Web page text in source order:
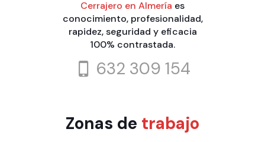
Cerrajero en Almería es
conocimiento, profesionalidad,
rapidez, seguridad y eficacia
100% contrastada.
632 309 154
Zonas de trabajo